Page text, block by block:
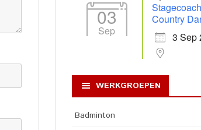
03
Sep
Stagecoach
Country
3 Sep
WERKGROEPEN
Badminton